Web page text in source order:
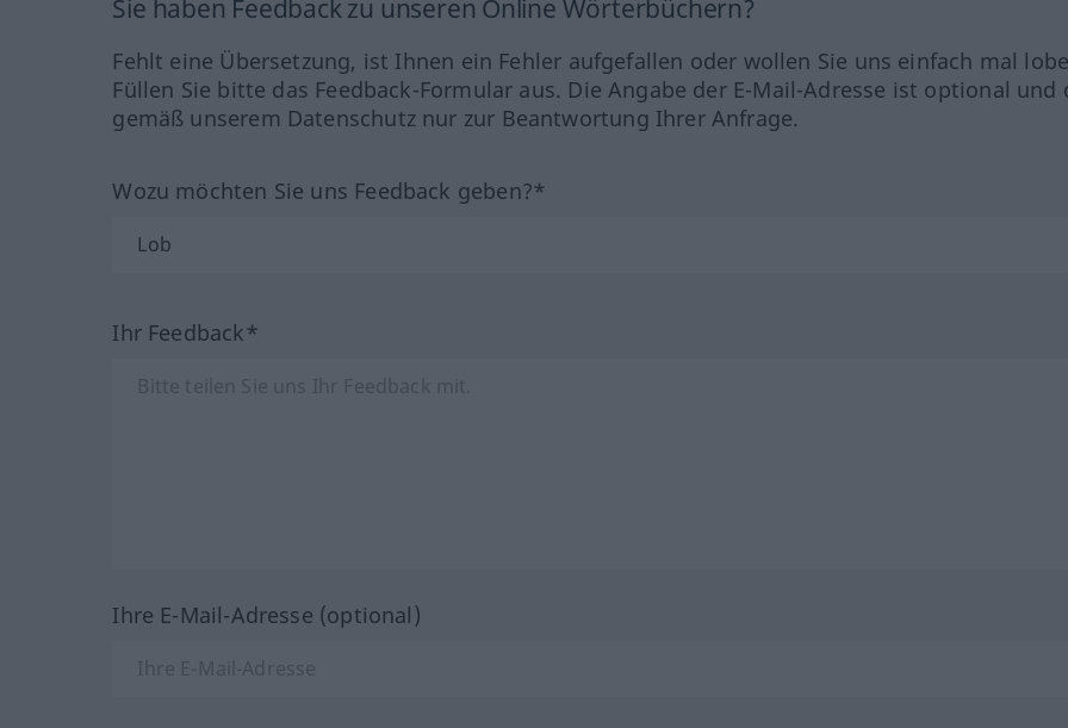
Sie haben Feedback zu unseren Online Wörterbüchern?
Fehlt eine Übersetzung, ist Ihnen ein Fehler aufgefallen oder wollen Sie uns einfach mal
Füllen Sie bitte das Feedback-Formular aus. Die Angabe der E-Mail-Adresse ist optional und
gemäß unserem Datenschutz nur zur Beantwortung Ihrer Anfrage.
Wozu möchten Sie uns Feedback geben?*
Ihr Feedback*
Ihre E-Mail-Adresse (optional)